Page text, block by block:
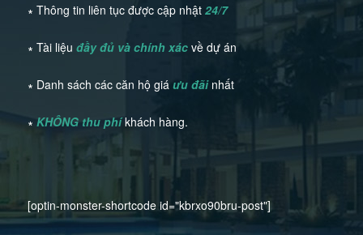
∗ Thông tin liên tục được cập nhật 24/7
∗ Tài liệu đầy đủ và chính xácvề dự án
∗ Danh sách các căn hộ giá ưu đãinhất
∗ KHÔNG thu phíkhách hàng.
[optin-monster-shortcode id="kbrxo90bru-post"]